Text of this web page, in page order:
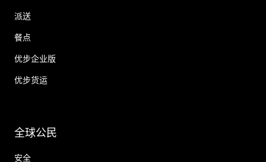
派送
餐点
优步企业版
优步货运
全球公民
安全